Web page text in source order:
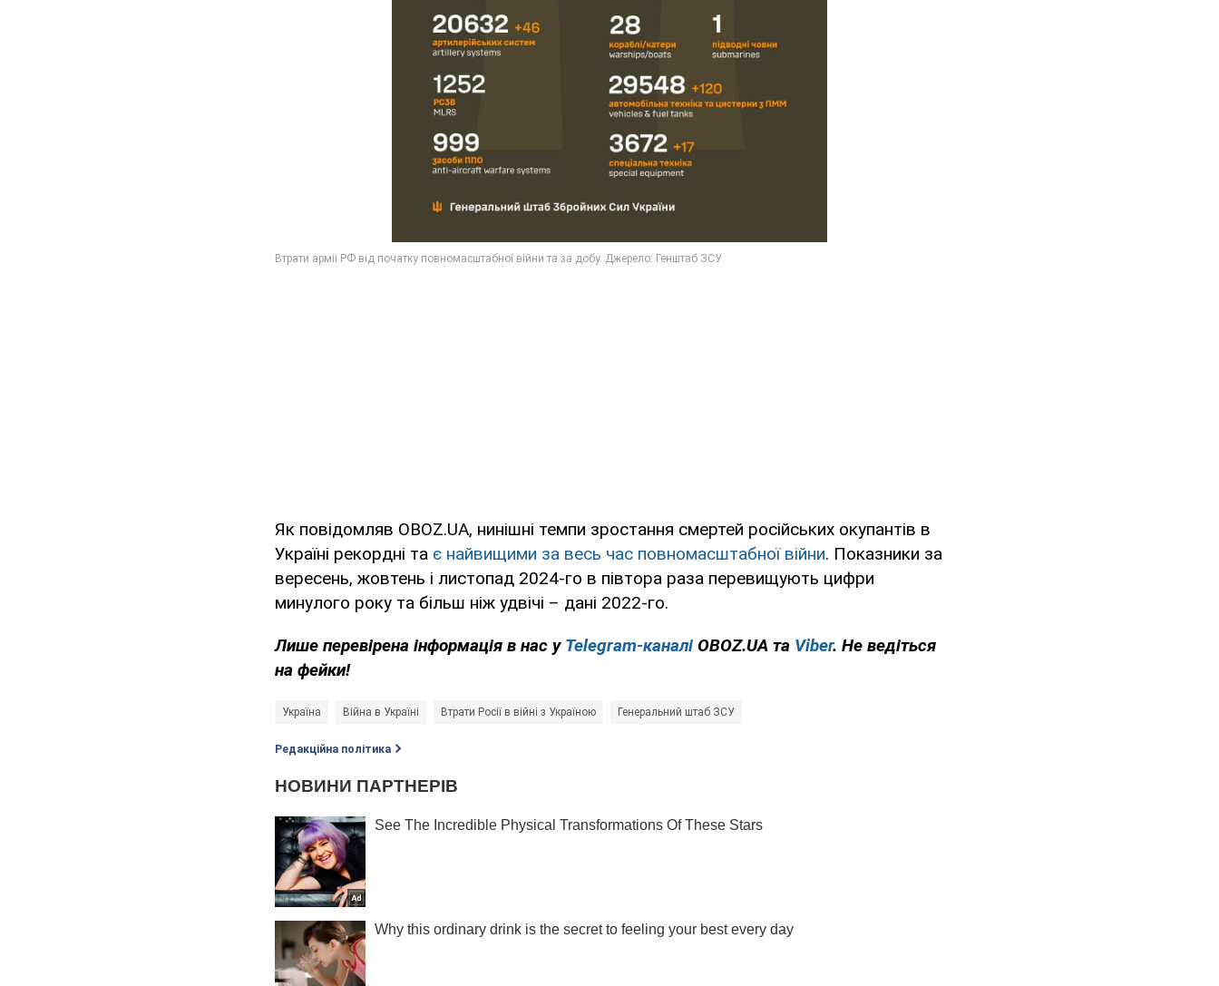
Як повідомляв OBOZ.UA, нинішні темпи зростання смертей російських окупантів в
Україні рекордні та є найвищими за весь час повномасштабної війни. Показники за
вересень, жовтень і листопад 2024-го в півтора раза перевищують цифри
минулого року та більш ніж удвічі – дані 2022-го.
Лише перевірена інформація в нас у Telegram-каналі OBOZ.UA та Viber. Не ведіться
на фейки!
Україна Війна в Україні Втрати Росії в війні з Україною Генеральний штаб ЗСУ
Редакційна політика